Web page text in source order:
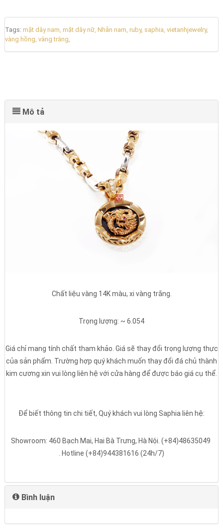
Tags: mặt dây nam, mặt dây nữ, Nhẫn nam, ruby, saphia, vietanhjewelry,
vàng hồng, vàng trắng,
Mô tả
Chất liệu vàng 14K màu, xi vàng trắng.
Trọng lượng: ~ 6.054
Giá chỉ mang tính chất tham khảo. Giá sẽ thay đổi trọng lượng thực
của sản phẩm. Trường hợp quý khách muốn thay đổi đá chủ thành
kim cương xin vui lòng liên hệ với cửa hàng để được báo giá cụ thể.
Để biết thông tin chi tiết, Quý khách vui lòng Saphia liên hệ:
Showroom: 460 Bạch Mai, Hai Bà Trưng, Hà Nội. (+84)48635049
. Hotline (+84)944381616 (24h/7)
Bình luận